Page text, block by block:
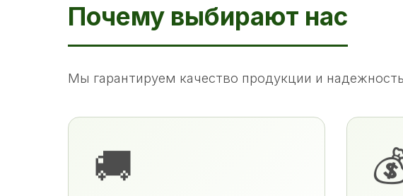
Почему выбирают нас
Мы гарантируем качество продукции и
🚚